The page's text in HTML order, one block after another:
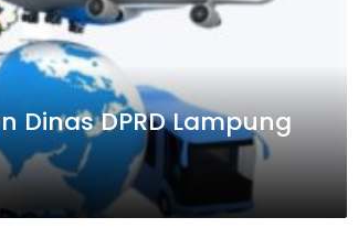
Dinas DPRD Lampung